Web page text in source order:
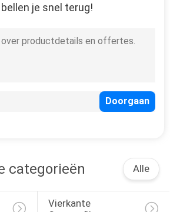
je snel terug!
categorieën Alle
Vierkante